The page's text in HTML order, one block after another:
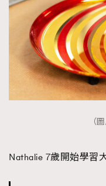
（
Nathalie 7歲開始學習